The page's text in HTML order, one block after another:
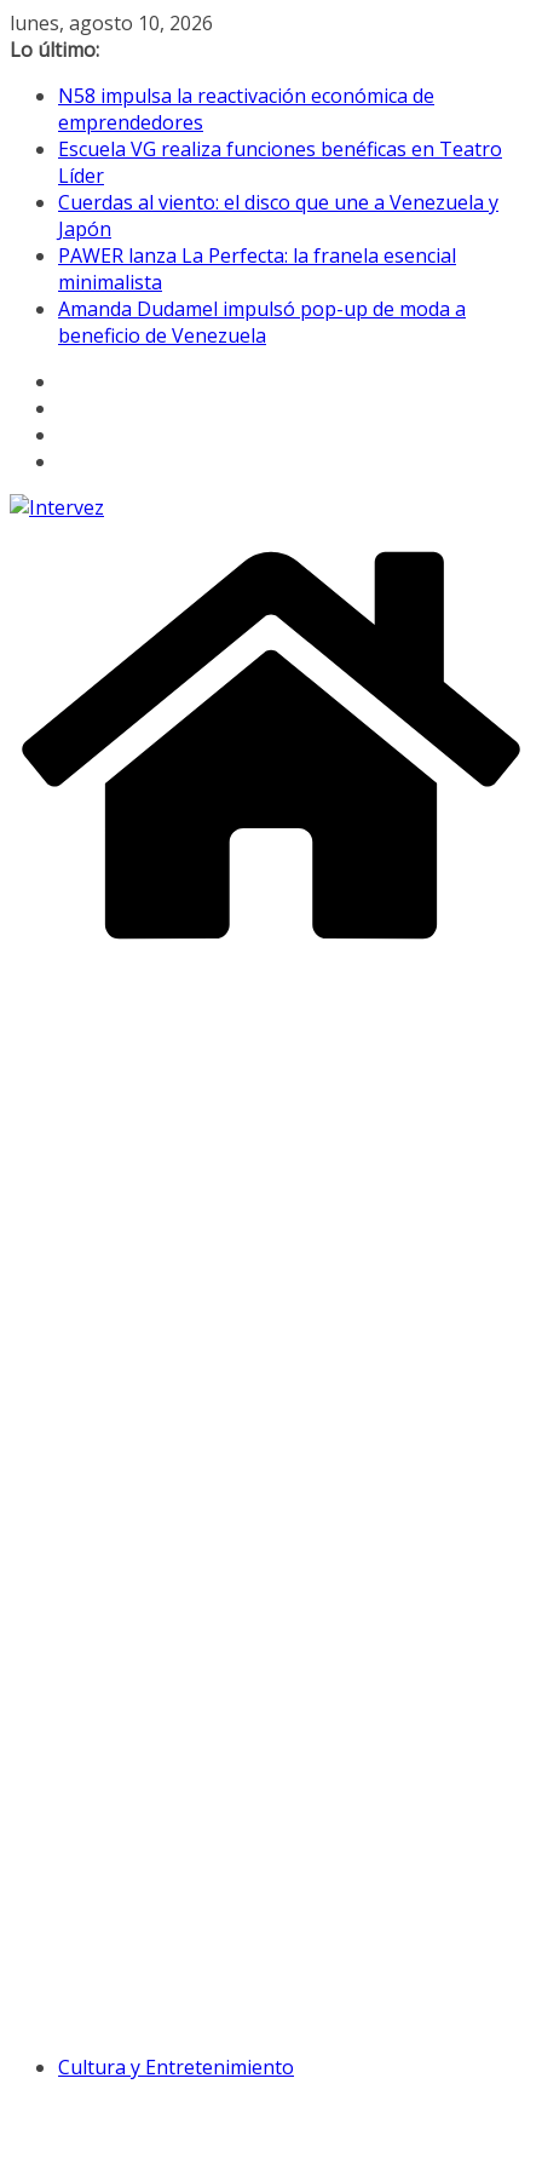
Saltar
al
lunes, agosto 10, 2026
Lo último:
N58 impulsa la reactivación económica de
emprendedores
Escuela VG realiza funciones benéficas en Teatro
Líder
Cuerdas al viento: el disco que une a Venezuela y
Japón
PAWER lanza La Perfecta: la franela esencial
minimalista
Amanda Dudamel impulsó pop-up de moda a
beneficio de Venezuela
Cultura y Entretenimiento